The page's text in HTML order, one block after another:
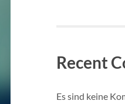
Recent
Es sind keine